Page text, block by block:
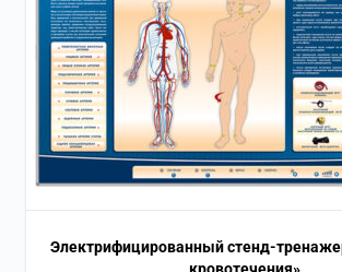
Электрифицированный стенд-